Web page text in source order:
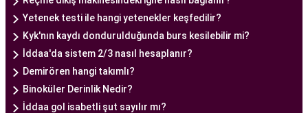
Ankara Tüp Bebek Doktoru
Tüp bebek tedavisi, uzman bir ekibin liderliğinde
ve deneyimli bir doktorun rehberliğinde
yürütülmesi gereken bir süreçtir. Ankara Tüp
Bebek Merkezi'nde görev alan uzman tüp bebek
Yetenek testi ile hangi yetenekler keşfedilir?
Kyk'nın kaydı dondurulduğunda burs kesilebilir mi?
İddaa'da sistem 2/3 nasıl hesaplanır?
Demirören hangi takımlı?
Binoküler Derinlik Nedir?
İddaa gol isabetli şut sayılır mı?